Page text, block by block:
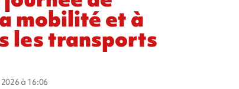
mobilité et à
les transports
à 16:06